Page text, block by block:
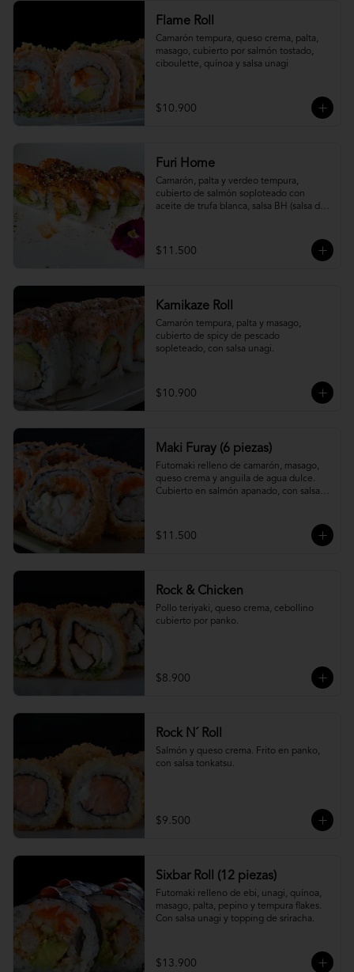
Flame Roll
Camarón tempura, queso crema, palta,
masago, cubierto por salmón tostado,
ciboulette, quínoa y salsa unagi
$10.900
Furi Home
Camarón, palta y verdeo tempura,
cubierto de salmón soploteado con
aceite de trufa blanca, salsa BH (salsa de
$11.500
Kamikaze Roll
Camarón tempura, palta y masago,
cubierto de spicy de pescado
sopleteado, con salsa unagi.
$10.900
Maki Furay (6 piezas)
Futomaki relleno de camarón, masago,
queso crema y anguila de agua dulce.
Cubierto en salmón apanado, con salsa
$11.500
Rock & Chicken
Pollo teriyaki, queso crema, cebollino
cubierto por panko.
$8.900
Rock N´ Roll
Salmón y queso crema. Frito en panko,
con salsa tonkatsu.
$9.500
Sixbar Roll (12 piezas)
Futomaki relleno de ebi, unagi, quínoa,
masago, palta, pepino y tempura flakes.
Con salsa unagi y topping de sriracha.
$13.900